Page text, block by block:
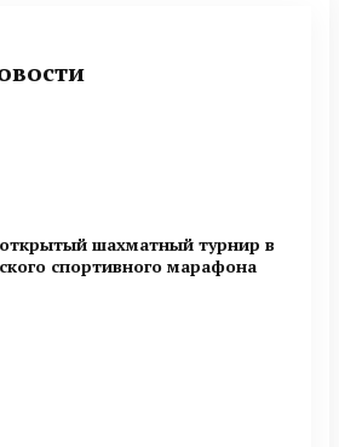
шахматный турнир в
спортивного марафона